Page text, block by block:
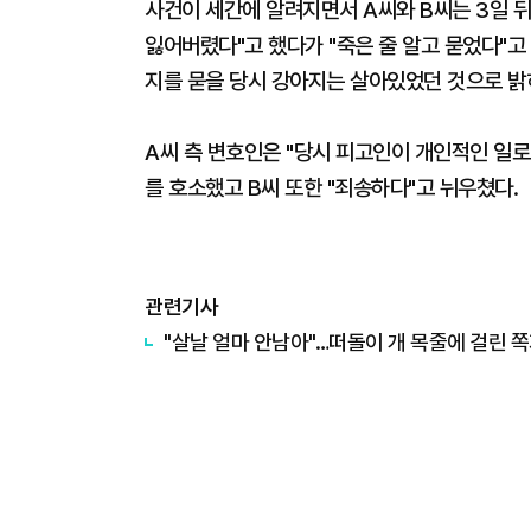
사건이 세간에 알려지면서 A씨와 B씨는 3일
잃어버렸다"고 했다가 "죽은 줄 알고 묻었다"
지를 묻을 당시 강아지는 살아있었던 것으로
A씨 측 변호인은 "당시 피고인이 개인적인 일
를 호소했고 B씨 또한 "죄송하다"고 뉘우쳤다.
관련기사
"살날 얼마 안남아"…떠돌이 개 목줄에 걸린